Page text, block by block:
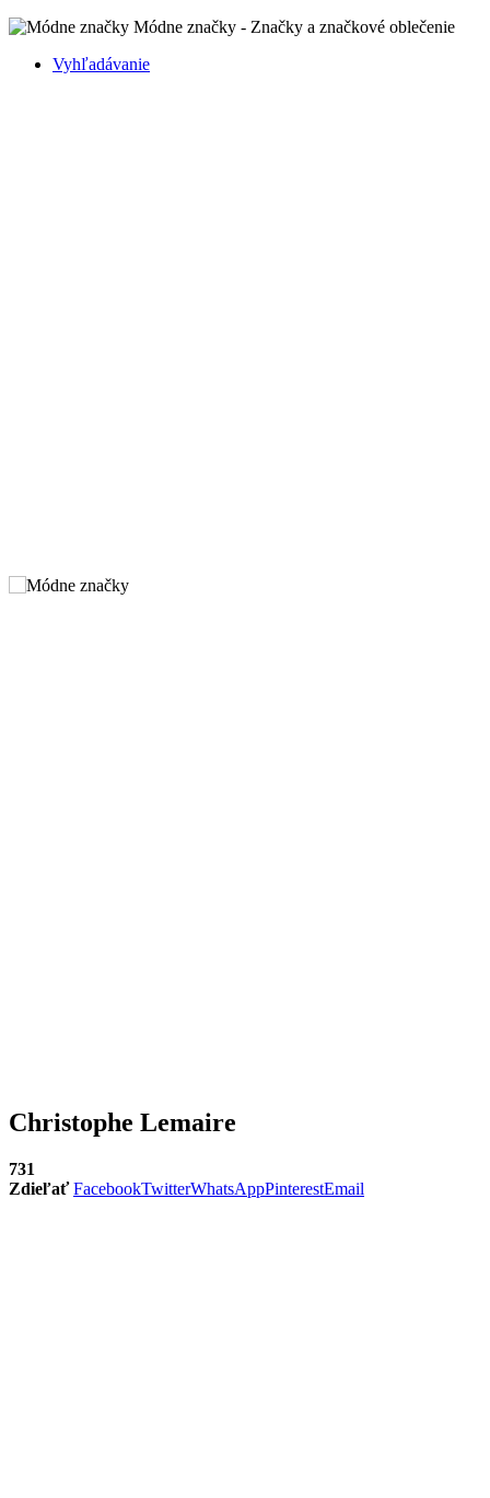
Módne značky - Značky a značkové oblečenie
Vyhľadávanie
Christophe Lemaire
731
Zdieľať FacebookTwitterWhatsAppPinterestEmail